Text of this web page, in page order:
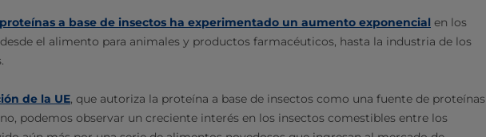
a base de insectos ha experimentado un aumento exponencial en los
el alimento para animales y productos farmacéuticos, hasta la industria de los
de la UE, que autoriza la proteína a base de insectos como una fuente de proteínas
podemos observar un creciente interés en los insectos comestibles entre los